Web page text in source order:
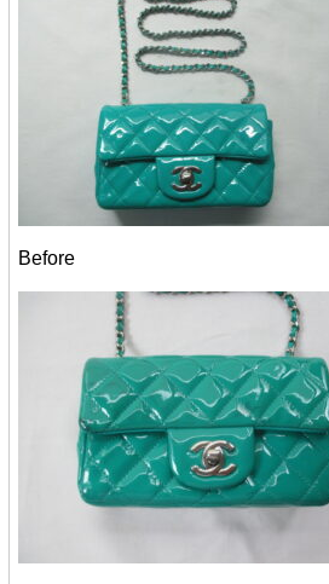
Before